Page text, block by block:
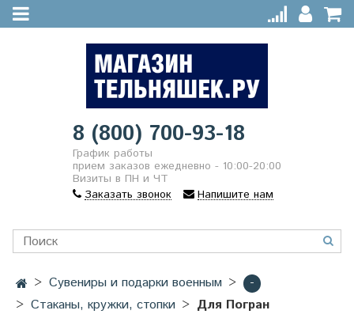
8 (800) 700-93-18
График работы
прием заказов ежедневно - 10:00-20:00
Визиты в ПН и ЧТ
Заказать звонок
Напишите нам
Сувениры и подарки военным
-
Стаканы, кружки, стопки
Для Погран